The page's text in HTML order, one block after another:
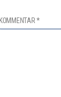
KOMMENTAR*